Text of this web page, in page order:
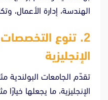
الهندسة، إدارة الأعمال،
2. تنوع التخصصات
الإنجليزية
تقدّم الجامعات البولندية
الإنجليزية، ما يجعلها